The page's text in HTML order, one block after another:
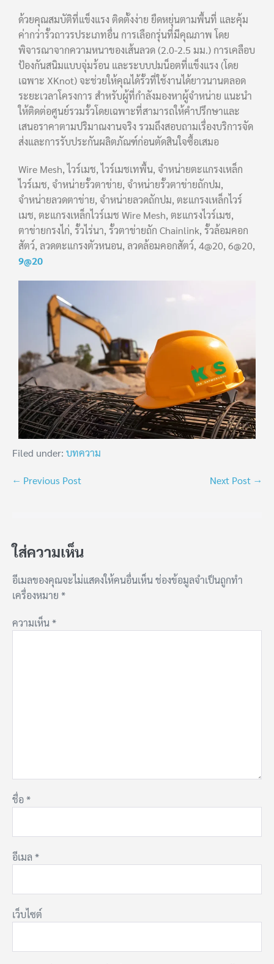
ด้วยคุณสมบัติที่แข็งแรง ติดตั้งง่าย ยืดหยุ่นตามพื้นที่ และคุ้ม
ค่ากว่ารั้วถาวรประเภทอื่น การเลือกรุ่นที่มีคุณภาพ โดย
พิจารณาจากความหนาของเส้นลวด (2.0-2.5 มม.) การเคลือบ
ป้องกันสนิมแบบจุ่มร้อน และระบบปมน็อตที่แข็งแรง (โดย
เฉพาะ XKnot) จะช่วยให้คุณได้รั้วที่ใช้งานได้ยาวนานตลอด
ระยะเวลาโครงการ สำหรับผู้ที่กำลังมองหาผู้จำหน่าย แนะนำ
ให้ติดต่อศูนย์รวมรั้วโดยเฉพาะที่สามารถให้คำปรึกษาและ
เสนอราคาตามปริมาณงานจริง รวมถึงสอบถามเรื่องบริการจัด
ส่งและการรับประกันผลิตภัณฑ์ก่อนตัดสินใจซื้อเสมอ
Wire Mesh, ไวร์เมช, ไวร์เมชเทพื้น, จำหน่ายตะแกรงเหล็ก
ไวร์เมช, จำหน่ายรั้วตาข่าย, จำหน่ายรั้วตาข่ายถักปม,
จำหน่ายลวดตาข่าย, จำหน่ายลวดถักปม, ตะแกรงเหล็กไวร์
เมช, ตะแกรงเหล็กไวร์เมช Wire Mesh, ตะแกรงไวร์เมช,
ตาข่ายกรงไก่, รั้วไร่นา, รั้วตาข่ายถัก Chainlink, รั้วล้อมคอก
สัตว์, ลวดตะแกรงตัวหนอน, ลวดล้อมคอกสัตว์, 4@20, 6@20,
9@20
Filed under: บทความ
← Previous Post Next Post →
ใส่ความเห็น
อีเมลของคุณจะไม่แสดงให้คนอื่นเห็นช่องข้อมูลจำเป็นถูกทำ
เครื่องหมาย *
ความเห็น*
ชื่อ*
อีเมล *
เว็บไซต์